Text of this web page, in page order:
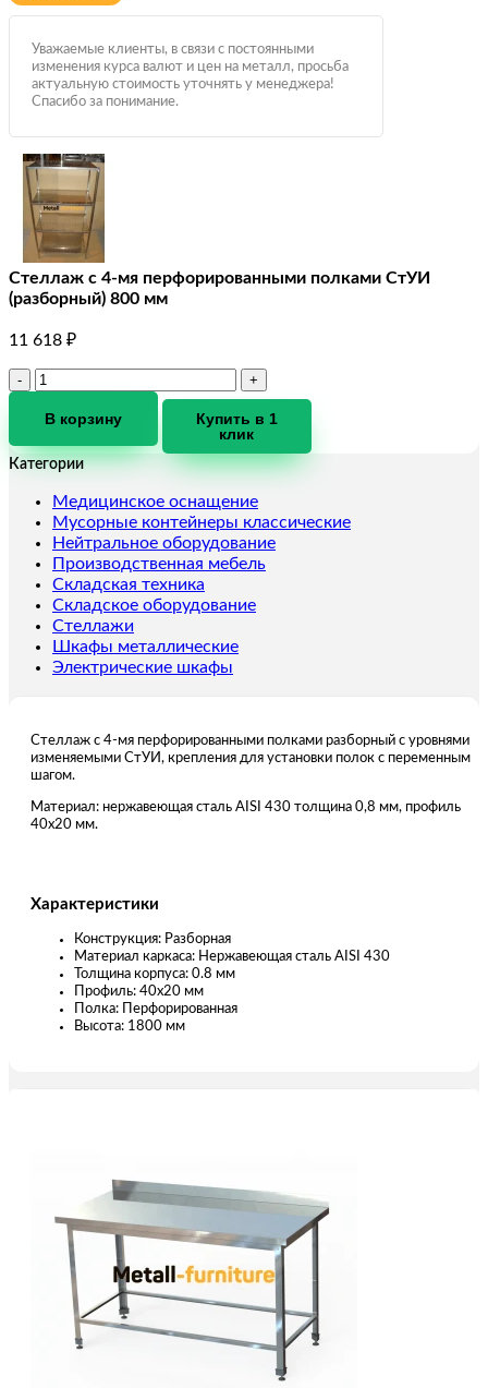
Уважаемые клиенты, в связи с постоянными
изменения курса валют и цен на металл, просьба
актуальную стоимость уточнять у менеджера!
Спасибо за понимание.
Стеллаж с 4-мя перфорированными полками СтУИ
(разборный) 800 мм
11 618 ₽
Количество
Стеллаж
4-
перфорированными
полками
СтУИ
(разборный)
800
мм
В корзину
Купить в 1
клик
Категории
Медицинское оснащение
Мусорные контейнеры классические
Нейтральное оборудование
Производственная мебель
Складская техника
Складское оборудование
Стеллажи
Шкафы металлические
Электрические шкафы
Стеллаж с 4-мя перфорированными полками разборный с уровнями
изменяемыми СтУИ, крепления для установки полок с переменным
шагом.
Материал: нержавеющая сталь AISI 430 толщина 0,8 мм, профиль
40х20 мм.
Характеристики
Конструкция: Разборная
Материал каркаса: Нержавеющая сталь AISI 430
Толщина корпуса: 0.8 мм
Профиль: 40х20 мм
Полка: Перфорированная
Высота: 1800 мм